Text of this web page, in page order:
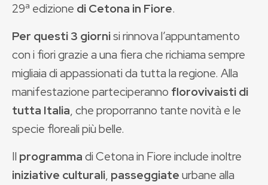
29ª edizione diCetona in Fiore.
Per questi 3 giornisi rinnova l’appuntamento
con i fiori grazie a una fiera che richiama sempre
migliaia di appassionati da tutta la regione. Alla
manifestazione parteciperanno florovivaisti di
tutta Italia, che proporranno tante novità e le
specie floreali più belle.
Il programmadi Cetona in Fiore include inoltre
iniziative culturali, passeggiateurbane alla